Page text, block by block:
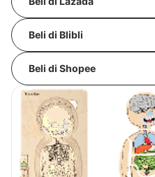
Beli di Blibli
Beli di Shopee